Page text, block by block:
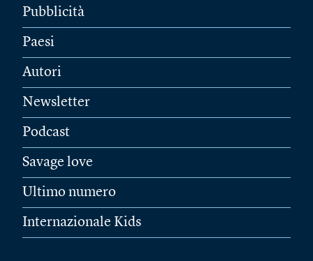
Pubblicità
Paesi
Autori
Newsletter
Podcast
Savage love
Ultimo numero
Internazionale Kids